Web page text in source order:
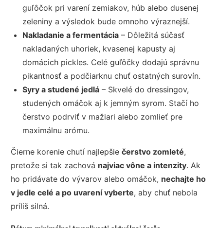
guľôčok pri varení zemiakov, húb alebo dusenej
zeleniny a výsledok bude omnoho výraznejší.
Nakladanie a fermentácia – Dôležitá súčasť
nakladaných uhoriek, kvasenej kapusty aj
domácich pickles. Celé guľôčky dodajú správnu
pikantnosť a podčiarknu chuť ostatných surovín.
Syry a studené jedlá – Skvelé do dressingov,
studených omáčok aj k jemným syrom. Stačí ho
čerstvo podrviť v mažiari alebo zomlieť pre
maximálnu arómu.
Čierne korenie chutí najlepšiečerstvo zomleté,
pretože si tak zachová najviac vône a intenzity. Ak
ho pridávate do vývarov alebo omáčok, nechajte ho
v jedle celé a po uvarení vyberte, aby chuť nebola
príliš silná.